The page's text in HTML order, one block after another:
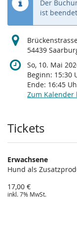
Der
ist
54439
So, 10. Mai
Beginn: 15:30
Ende: 16:45
Zum Kalender
Produkte
Tickets
Erwachsene
Hund als
17,00 €
inkl. 7% MwSt.